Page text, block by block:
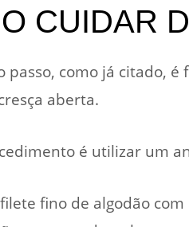
CUIDAR
passo, como já citado,
aberta.
é utilizar um
fino de algodão